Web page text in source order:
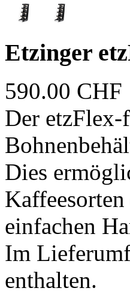
Etzinger
590.00 CHF
Der
Dies
einfachen
Im
enthalten.